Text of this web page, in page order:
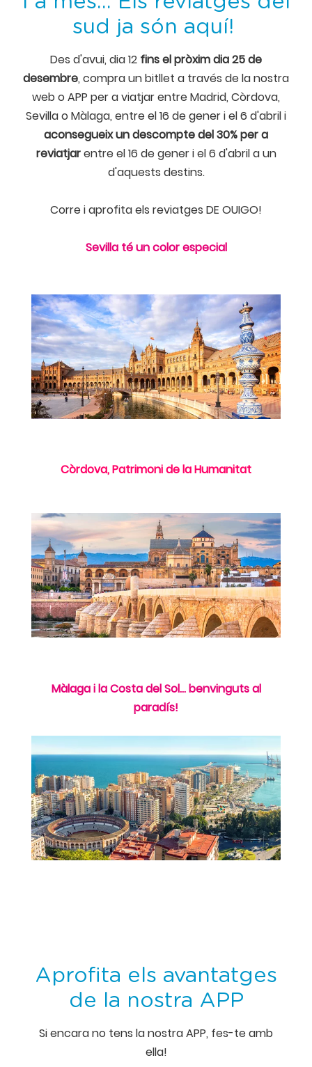
sud ja són aquí!
Des d'avui, dia 12 fins el pròxim dia 25 de
desembre, compra un bitllet a través de la nostra
web o APP per a viatjar entre Madrid, Còrdova,
Sevilla o Màlaga, entre el 16 de gener i el 6 d'abril i
aconsegueix un descompte del 30% per a
reviatjarentre el 16 de gener i el 6 d'abril a un
d'aquests destins.
Corre i aprofita els reviatges DE OUIGO!
Sevilla té un color especial
Còrdova, Patrimoni de la Humanitat
Màlaga i la Costa del Sol... benvinguts al
paradís!
Aprofita els avantatges
de la nostra APP
Si encara no tens la nostra APP, fes-te amb
ella!